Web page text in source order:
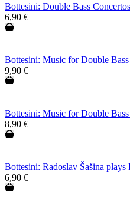
Bottesini: Double Bass Concertos
6,90 €
Bottesini: Music for Double Bass
9,90 €
Bottesini: Music for Double
8,90 €
Bottesini: Radoslav Šašina plays
6,90 €